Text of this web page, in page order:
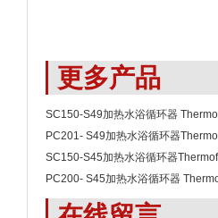
更多产品
SC150-S49加热水浴循环器
Scientific
PC201- S49加热水浴循环器
Scientific
SC150-S45加热水浴循环器
Scientific
PC200- S45加热水浴循环器
Scientific